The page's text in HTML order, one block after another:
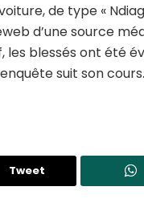
de type «
d’une source
blessés ont été
suit son cours.
Tweet